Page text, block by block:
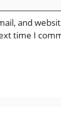
and
time I